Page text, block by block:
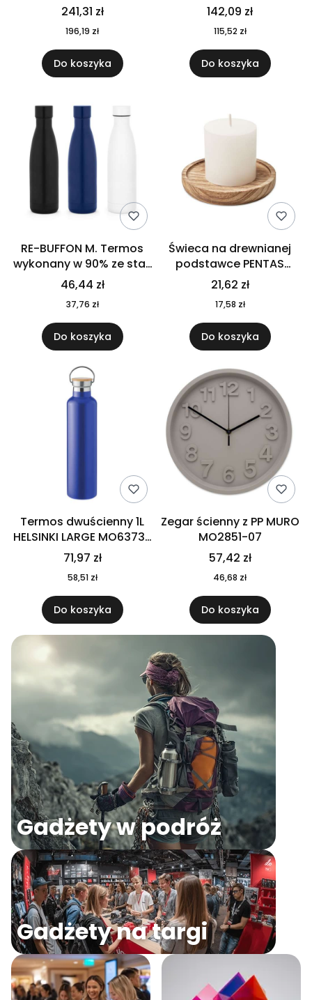
241,31 zł
196,19 zł
Do koszyka
142,09 zł
115,52 zł
Do koszyka
RE-BUFFON M. Termos
wykonany w 90% ze stali
nierdzewnej
pochodzącej z
recyklingu 520 ml 94294
46,44 zł
37,76 zł
Do koszyka
Świeca na drewnianej
podstawce PENTAS
MO6282-40
21,62 zł
17,58 zł
Do koszyka
Termos dwuścienny 1L
HELSINKI LARGE MO6373-
04
71,97 zł
58,51 zł
Do koszyka
Zegar ścienny z PP MURO
MO2851-07
57,42 zł
46,68 zł
Do koszyka
Gadżety w podróż
Gadżety na targi